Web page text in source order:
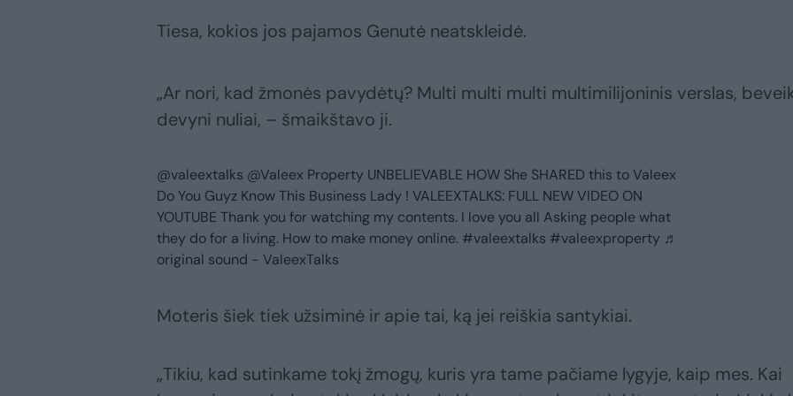
Tiesa, kokios jos pajamos Genutė neatskleidė.
„Ar nori, kad žmonės pavydėtų? Multi multi multi multimilijoninis verslas,
devyni nuliai, – šmaikštavo ji.
@valeextalks @Valeex Property UNBELIEVABLE HOW She SHARED this to Valeex
Do You Guyz Know This Business Lady ! VALEEXTALKS: FULL NEW VIDEO ON
YOUTUBE Thank you for watching my contents. I love you all Asking people what
they do for a living. How to make money online. #valeextalks #valeexproperty ♬
original sound - ValeexTalks
Moteris šiek tiek užsiminė ir apie tai, ką jei reiškia santykiai.
„Tikiu, kad sutinkame tokį žmogų, kuris yra tame pačiame lygyje, kaip mes. Kai